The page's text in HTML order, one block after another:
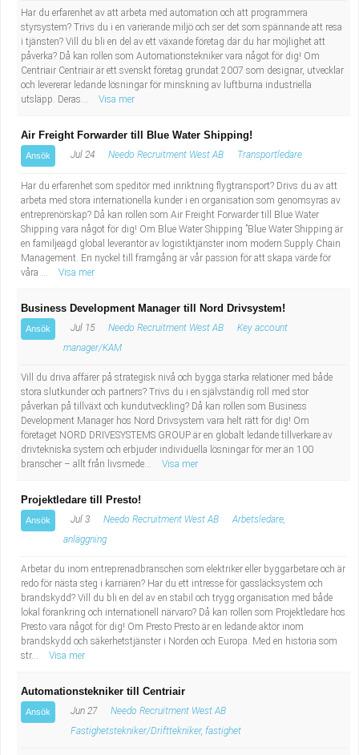
Har du erfarenhet av att arbeta med automation och att programmera
styrsystem? Trivs du i en varierande miljö och ser det som spännande att resa
i tjänsten? Vill du bli en del av ett växande företag där du har möjlighet att
påverka? Då kan rollen som Automationstekniker vara något för dig! Om
Centriair Centriair är ett svenskt företag grundat 2007 som designar, utvecklar
och levererar ledande lösningar för minskning av luftburna industriella
utsläpp. Deras...
Visa mer
Air Freight Forwarder till Blue Water Shipping!
Ansök Jul 24 Needo Recruitment West AB Transportledare
Har du erfarenhet som speditör med inriktning flygtransport? Drivs du av att
arbeta med stora internationella kunder i en organisation som genomsyras av
entreprenörskap? Då kan rollen som Air Freight Forwarder till Blue Water
Shipping vara något för dig! Om Blue Water Shipping ”Blue Water Shipping är
en familjeägd global leverantör av logistiktjänster inom modern Supply Chain
Management. En nyckel till framgång är vår passion för att skapa värde för
våra ...
Visa mer
Business Development Manager till Nord Drivsystem!
Ansök Jul 15 Needo Recruitment West AB
Key account
manager/KAM
Vill du driva affärer på strategisk nivå och bygga starka relationer med både
stora slutkunder och partners? Trivs du i en självständig roll med stor
påverkan på tillväxt och kundutveckling? Då kan rollen som Business
Development Manager hos Nord Drivsystem vara helt rätt för dig! Om
företaget NORD DRIVESYSTEMS GROUP är en globalt ledande tillverkare av
drivtekniska system och erbjuder individuella lösningar för mer än 100
branscher – allt från livsmede...
Visa mer
Projektledare till Presto!
Ansök Jul 3 Needo Recruitment West AB
Arbetsledare,
anläggning
Arbetar du inom entreprenadbranschen som elektriker eller byggarbetare och är
redo för nästa steg i karriären? Har du ett intresse för gassläcksystem och
brandskydd? Vill du bli en del av en stabil och trygg organisation med både
lokal förankring och internationell närvaro? Då kan rollen som Projektledare hos
Presto vara något för dig! Om Presto Presto är en ledande aktör inom
brandskydd och säkerhetstjänster i Norden och Europa. Med en historia som
str...
Visa mer
Automationstekniker till Centriair
Ansök Jun 27
Needo Recruitment West AB
Fastighetstekniker/Drifttekniker, fastighet